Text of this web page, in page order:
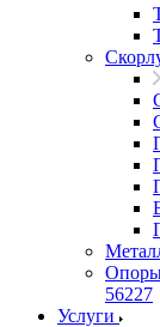
56227
Услуги